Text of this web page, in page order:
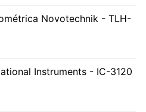
Novotechnik - TLH-
Instruments - IC-3120